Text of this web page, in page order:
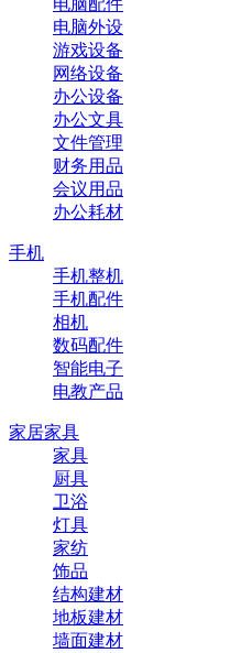
电脑配件
电脑外设
游戏设备
网络设备
办公设备
办公文具
文件管理
财务用品
会议用品
办公耗材
手机
手机整机
手机配件
相机
数码配件
智能电子
电教产品
家居家具
家具
厨具
卫浴
灯具
家纺
饰品
结构建材
地板建材
墙面建材